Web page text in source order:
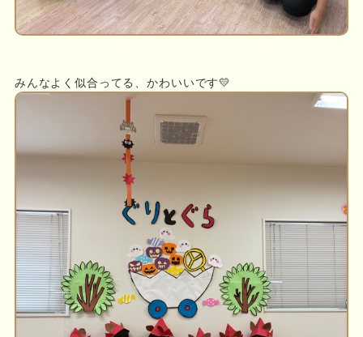
みんなよく似合ってる、かわいいです💛